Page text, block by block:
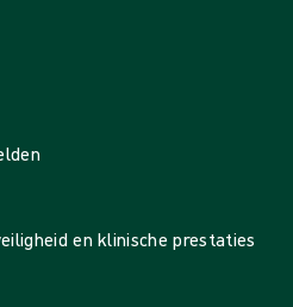
en klinische prestaties